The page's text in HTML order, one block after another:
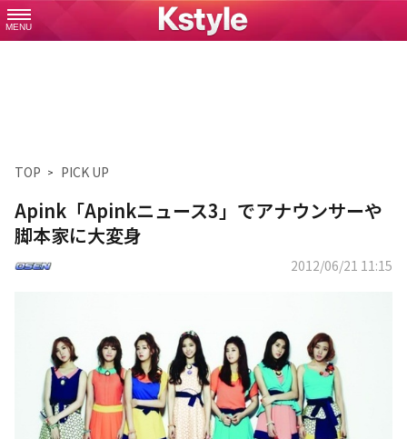
MENU
TOP PICK UP
Apink「Apinkニュース3」でアナウンサーや
脚本家に大変身
2012/06/21 11:15